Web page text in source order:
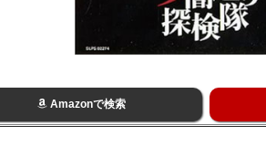
Amazonで検索